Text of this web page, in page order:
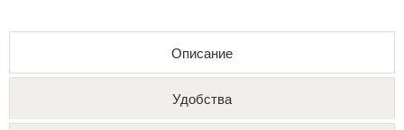
Описание
Удобства